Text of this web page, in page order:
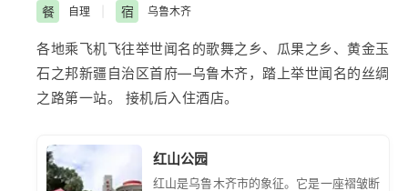
餐
自理 宿 乌鲁木齐
各地乘飞机飞往举世闻名的歌舞之乡、瓜果之乡、黄金玉
石之邦新疆自治区首府—乌鲁木齐，踏上举世闻名的丝绸
之路第一站。 接机后入住酒店。
红山公园
红山是乌鲁木齐市的象征。它是一座褶皱断